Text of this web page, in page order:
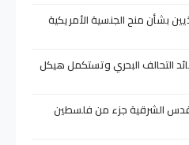
بشأن منح الجنسية الأمريكية
التحالف البحري وتستكمل هيكل
الشرقية جزء من فلسطين